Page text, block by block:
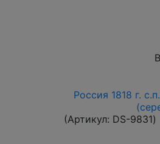
Россия 1818 г.
(Артикул: DS-9831)